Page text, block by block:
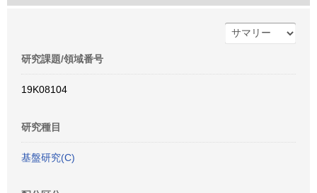
研究課題/領域番号
19K08104
研究種目
基盤研究(C)